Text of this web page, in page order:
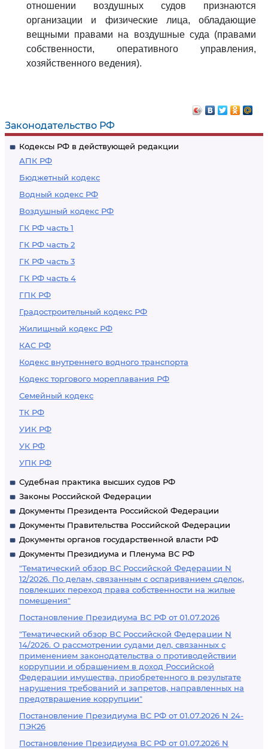
Законодательство РФ
Кодексы РФ в действующей редакции
АПК РФ
Бюджетный кодекс
Водный кодекс РФ
Воздушный кодекс РФ
ГК РФ часть 1
ГК РФ часть 2
ГК РФ часть 3
ГК РФ часть 4
ГПК РФ
Градостроительный кодекс РФ
Жилищный кодекс РФ
КАС РФ
Кодекс внутреннего водного транспорта
Кодекс торгового мореплавания РФ
Семейный кодекс
ТК РФ
УИК РФ
УК РФ
УПК РФ
Судебная практика высших судов РФ
Законы Российской Федерации
Документы Президента Российской Федерации
Документы Правительства Российской Федерации
Документы органов государственной власти РФ
Документы Президиума и Пленума ВС РФ
"Тематический обзор ВС Российской Федерации N
12/2026. По делам, связанным с оспариванием сделок,
повлекших переход права собственности на жилые
помещения"
Постановление Президиума ВС РФ от 01.07.2026
"Тематический обзор ВС Российской Федерации N
14/2026. О рассмотрении судами дел, связанных с
применением законодательства о противодействии
коррупции и обращением в доход Российской
Федерации имущества, приобретенного в результате
нарушения требований и запретов, направленных на
предотвращение коррупции"
Постановление Президиума ВС РФ от 01.07.2026 N 24-
ПЭК26
Постановление Президиума ВС РФ от 01.07.2026 N
отношении воздушных судов признаются
организации и физические лица, обладающие
вещными правами на воздушные суда (правами
собственности, оперативного управления,
хозяйственного ведения).